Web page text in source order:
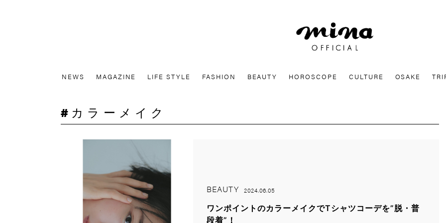
NEWS MAGAZINE LIFE STYLE FASHION BEAUTY HOROSCOPE CULTURE OSAKE
カラーメイク
BEAUTY 2024.06.05
ワンポイントのカラーメイクでTシャツコーデを”脱・普
段着”！